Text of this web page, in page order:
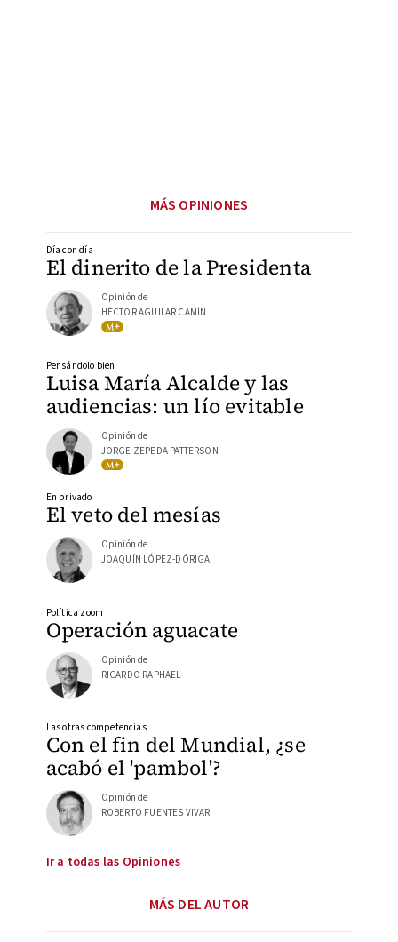
MÁS OPINIONES
El dinerito de la Presidenta
Día con día
Opinión de
HÉCTOR AGUILAR CAMÍN
Luisa María Alcalde y las
audiencias: un lío evitable
Pensándolo bien
Opinión de
JORGE ZEPEDA PATTERSON
El veto del mesías
En privado
Opinión de
JOAQUÍN LÓPEZ-DÓRIGA
Operación aguacate
Política zoom
Opinión de
RICARDO RAPHAEL
Con el fin del Mundial, ¿se
acabó el 'pambol'?
Las otras competencias
Opinión de
ROBERTO FUENTES VIVAR
Ir a todas las Opiniones
MÁS DEL AUTOR